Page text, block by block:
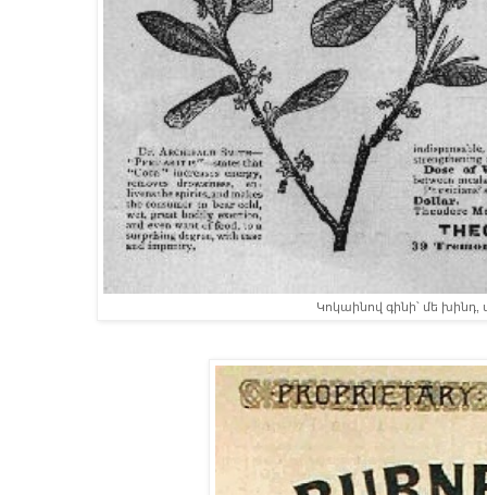
Կոկաինով գինի՝ մե խինդ,